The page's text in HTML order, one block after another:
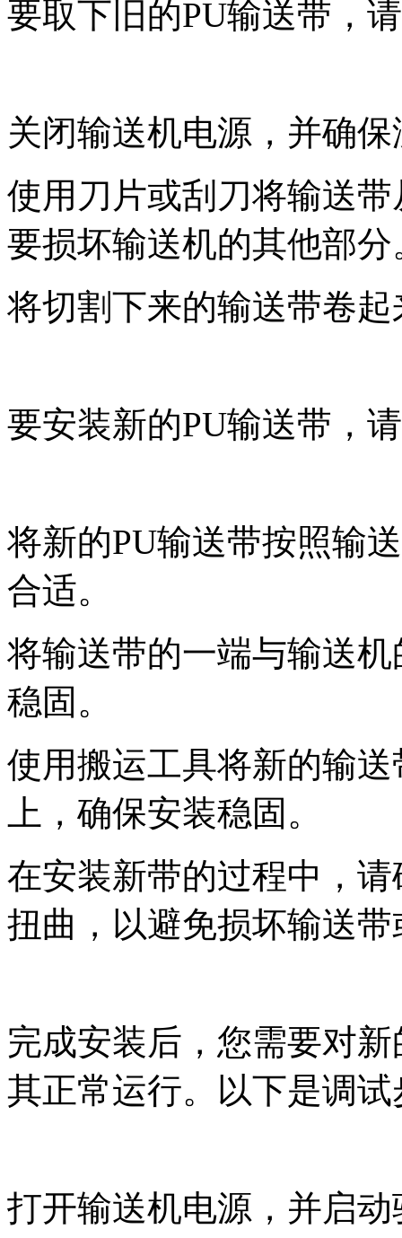
要取下旧的PU输送带，
关闭输送机电源，并确
使用刀片或刮刀将输送
要损坏输送机的其他部分
将切割下来的输送带卷
要安装新的PU输送带，
将新的PU输送带按照输
合适。
将输送带的一端与输送
稳固。
使用搬运工具将新的输
上，确保安装稳固。
在安装新带的过程中，
扭曲，以避免损坏输送
完成安装后，您需要对
其正常运行。以下是调试
打开输送机电源，并启